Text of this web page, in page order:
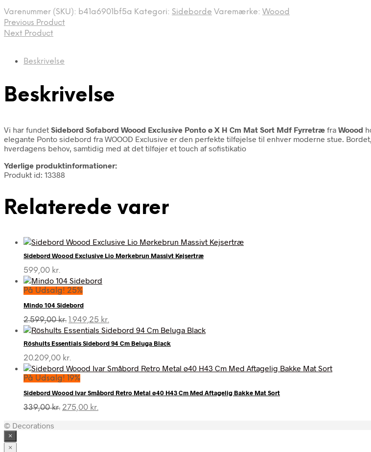
Varenummer (SKU): b41a6901bf5a Kategori: Sideborde Varemærke: Woood
Previous Product
Next Product
Beskrivelse
Beskrivelse
Vi har fundet Sidebord Sofabord Woood Exclusive Ponto ø X H Cm Mat Sort Mdf Fyrretræ fra Woood
elegante Ponto sidebord fra WOOOD Exclusive er den perfekte tilføjelse til enhver moderne stue.
hverdagens behov, samtidig med at det tilføjer et touch af sofistikatio
Yderlige produktinformationer:
Produkt id: 13388
Relaterede varer
Sidebord Woood Exclusive Lio Mørkebrun Massivt Kejsertræ
599,00 kr.
På Udsalg! 25%
Mindo 104 Sidebord
2.599,00kr. Den
oprindelige
var:
2.599,00 kr..
1.949,25 kr.
aktuelle
er:
Röshults Essentials Sidebord 94 Cm Beluga Black
20.209,00 kr.
På Udsalg! 19%
Sidebord Woood Ivar Småbord Retro Metal ø40 H43 Cm Med Aftagelig Bakke Mat Sort
339,00kr. Den
275,00 kr.
© Decorations
×
×